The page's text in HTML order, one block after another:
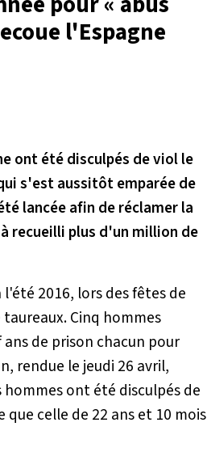
l'Espagne
ont été disculpés de viol le
s'est aussitôt emparée de
lancée afin de réclamer la
recueilli plus d'un million de
2016, lors des fêtes de
Cinq hommes
de prison chacun pour
rendue le jeudi 26 avril,
ont été disculpés de
celle de 22 ans et 10 mois